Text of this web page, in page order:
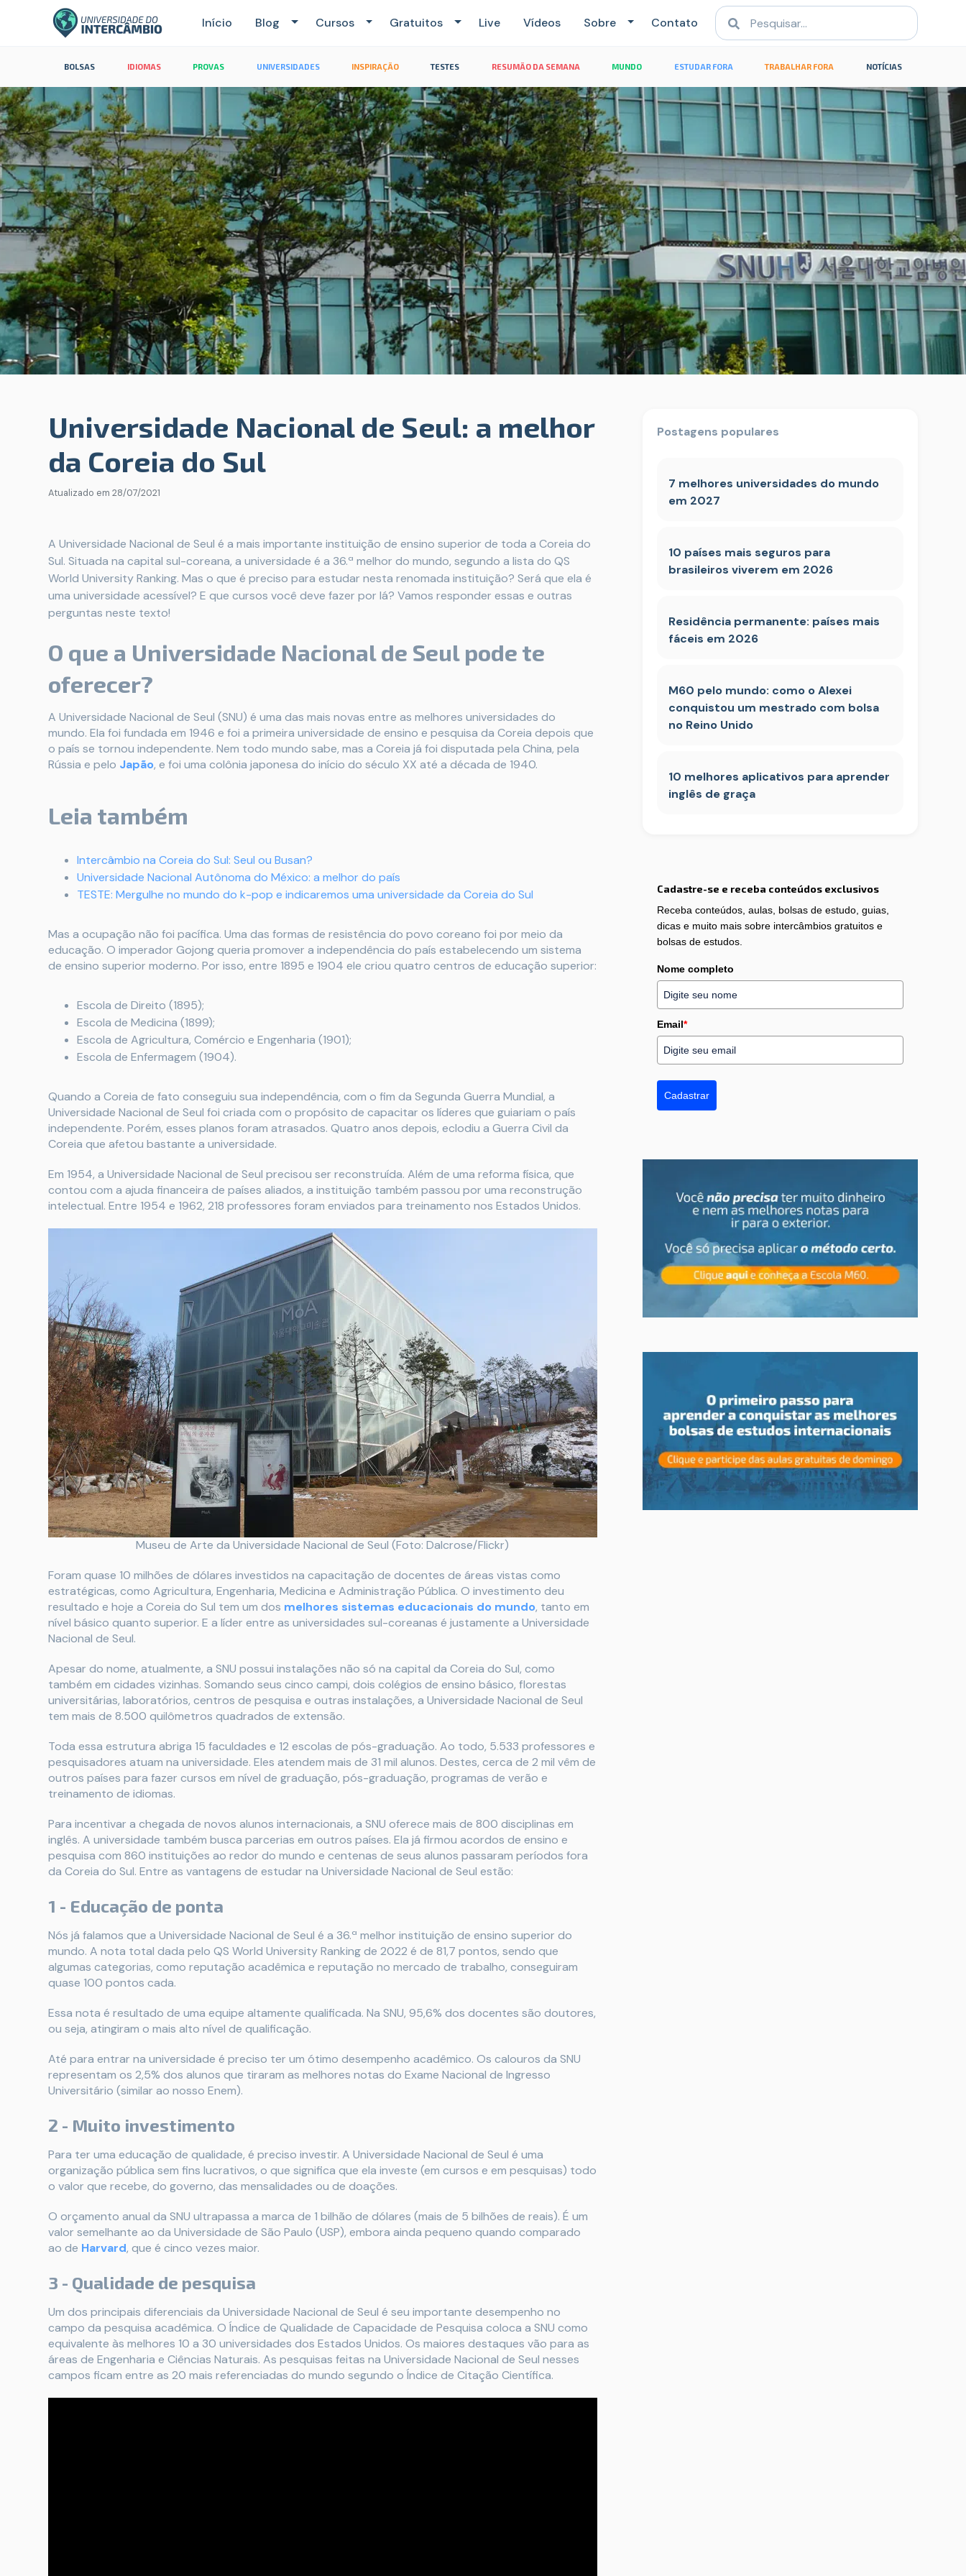
Início Blog Cursos Gratuitos Live Vídeos Sobre Contato
BOLSAS IDIOMAS PROVAS UNIVERSIDADES INSPIRAÇÃO TESTES RESUMÃO DA SEMANA MUNDO ESTUDAR FORA TRABALHAR FORA NOTÍCIAS
Universidade Nacional de Seul: a melhor
da Coreia do Sul
Atualizado em 28/07/2021
A Universidade Nacional de Seul é a mais importante instituição de ensino superior de toda a Coreia do
Sul. Situada na capital sul-coreana, a universidade é a 36.ª melhor do mundo, segundo a lista do QS
World University Ranking. Mas o que é preciso para estudar nesta renomada instituição? Será que ela é
uma universidade acessível? E que cursos você deve fazer por lá? Vamos responder essas e outras
perguntas neste texto!
O que a Universidade Nacional de Seul pode te
oferecer?
A Universidade Nacional de Seul (SNU) é uma das mais novas entre as melhores universidades do
mundo. Ela foi fundada em 1946 e foi a primeira universidade de ensino e pesquisa da Coreia depois que
o país se tornou independente. Nem todo mundo sabe, mas a Coreia já foi disputada pela China, pela
Rússia e pelo Japão, e foi uma colônia japonesa do início do século XX até a década de 1940.
Leia também
Intercâmbio na Coreia do Sul: Seul ou Busan?
Universidade Nacional Autônoma do México: a melhor do país
TESTE: Mergulhe no mundo do k-pop e indicaremos uma universidade da Coreia do Sul
Mas a ocupação não foi pacífica. Uma das formas de resistência do povo coreano foi por meio da
educação. O imperador Gojong queria promover a independência do país estabelecendo um sistema
de ensino superior moderno. Por isso, entre 1895 e 1904 ele criou quatro centros de educação superior:
Escola de Direito (1895);
Escola de Medicina (1899);
Escola de Agricultura, Comércio e Engenharia (1901);
Escola de Enfermagem (1904).
Quando a Coreia de fato conseguiu sua independência, com o fim da Segunda Guerra Mundial, a
Universidade Nacional de Seul foi criada com o propósito de capacitar os líderes que guiariam o país
independente. Porém, esses planos foram atrasados. Quatro anos depois, eclodiu a Guerra Civil da
Coreia que afetou bastante a universidade.
Em 1954, a Universidade Nacional de Seul precisou ser reconstruída. Além de uma reforma física, que
contou com a ajuda financeira de países aliados, a instituição também passou por uma reconstrução
intelectual. Entre 1954 e 1962, 218 professores foram enviados para treinamento nos Estados Unidos.
Museu de Arte da Universidade Nacional de Seul (Foto: Dalcrose/Flickr)
Foram quase 10 milhões de dólares investidos na capacitação de docentes de áreas vistas como
estratégicas, como Agricultura, Engenharia, Medicina e Administração Pública. O investimento deu
resultado e hoje a Coreia do Sul tem um dos melhores sistemas educacionais do mundo, tanto em
nível básico quanto superior. E a líder entre as universidades sul-coreanas é justamente a Universidade
Nacional de Seul.
Apesar do nome, atualmente, a SNU possui instalações não só na capital da Coreia do Sul, como
também em cidades vizinhas. Somando seus cinco campi, dois colégios de ensino básico, florestas
universitárias, laboratórios, centros de pesquisa e outras instalações, a Universidade Nacional de Seul
tem mais de 8.500 quilômetros quadrados de extensão.
Toda essa estrutura abriga 15 faculdades e 12 escolas de pós-graduação. Ao todo, 5.533 professores e
pesquisadores atuam na universidade. Eles atendem mais de 31 mil alunos. Destes, cerca de 2 mil vêm de
outros países para fazer cursos em nível de graduação, pós-graduação, programas de verão e
treinamento de idiomas.
Para incentivar a chegada de novos alunos internacionais, a SNU oferece mais de 800 disciplinas em
inglês. A universidade também busca parcerias em outros países. Ela já firmou acordos de ensino e
pesquisa com 860 instituições ao redor do mundo e centenas de seus alunos passaram períodos fora
da Coreia do Sul. Entre as vantagens de estudar na Universidade Nacional de Seul estão:
1 - Educação de ponta
Nós já falamos que a Universidade Nacional de Seul é a 36.ª melhor instituição de ensino superior do
mundo. A nota total dada pelo QS World University Ranking de 2022 é de 81,7 pontos, sendo que
algumas categorias, como reputação acadêmica e reputação no mercado de trabalho, conseguiram
quase 100 pontos cada.
Essa nota é resultado de uma equipe altamente qualificada. Na SNU, 95,6% dos docentes são doutores,
ou seja, atingiram o mais alto nível de qualificação.
Até para entrar na universidade é preciso ter um ótimo desempenho acadêmico. Os calouros da SNU
representam os 2,5% dos alunos que tiraram as melhores notas do Exame Nacional de Ingresso
Universitário (similar ao nosso Enem).
2 - Muito investimento
Para ter uma educação de qualidade, é preciso investir. A Universidade Nacional de Seul é uma
organização pública sem fins lucrativos, o que significa que ela investe (em cursos e em pesquisas) todo
o valor que recebe, do governo, das mensalidades ou de doações.
O orçamento anual da SNU ultrapassa a marca de 1 bilhão de dólares (mais de 5 bilhões de reais). É um
valor semelhante ao da Universidade de São Paulo (USP), embora ainda pequeno quando comparado
ao de Harvard, que é cinco vezes maior.
3 - Qualidade de pesquisa
Um dos principais diferenciais da Universidade Nacional de Seul é seu importante desempenho no
campo da pesquisa acadêmica. O Índice de Qualidade de Capacidade de Pesquisa coloca a SNU como
equivalente às melhores 10 a 30 universidades dos Estados Unidos. Os maiores destaques vão para as
áreas de Engenharia e Ciências Naturais. As pesquisas feitas na Universidade Nacional de Seul nesses
campos ficam entre as 20 mais referenciadas do mundo segundo o Índice de Citação Científica.
Postagens populares
7 melhores universidades do mundo
em 2027
10 países mais seguros para
brasileiros viverem em 2026
Residência permanente: países mais
fáceis em 2026
M60 pelo mundo: como o Alexei
conquistou um mestrado com bolsa
no Reino Unido
10 melhores aplicativos para aprender
inglês de graça
Cadastre-se e receba conteúdos exclusivos
Receba conteúdos, aulas, bolsas de estudo, guias,
dicas e muito mais sobre intercâmbios gratuitos e
bolsas de estudos.
Nome completo
Email*
Cadastrar